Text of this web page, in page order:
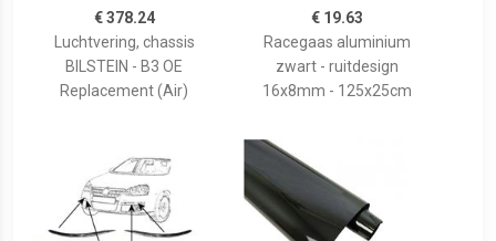
€ 378.24
Luchtvering, chassis
BILSTEIN - B3 OE
Replacement (Air)
€ 19.63
Racegaas aluminium
zwart - ruitdesign
16x8mm - 125x25cm